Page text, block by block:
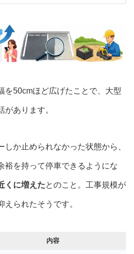
を50cmほど広げたことで、大型
あります。
しか止められなかった状態から、
裕を持って停車できるようにな
くに増えたとのこと。工事規模が
られたそうです。
内容